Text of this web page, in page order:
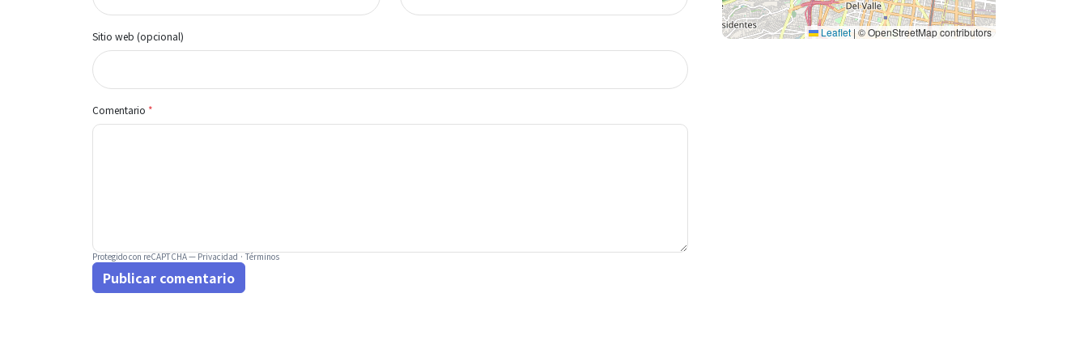
Sitio web (opcional)
Comentario *
Protegido con reCAPTCHA —Privacidad·Términos
Publicar comentario
Leaflet |© OpenStreetMap contributors